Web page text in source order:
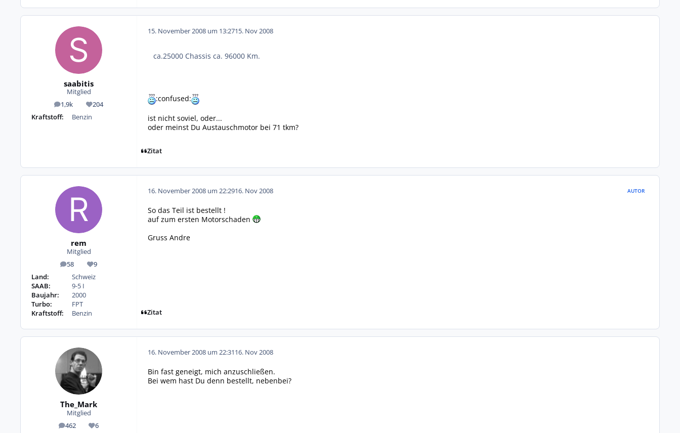
saabitis
Mitglied
1,9k
Beiträge 204
Reputation
Kraftstoff:
Benzin
15. November 2008 um 13:2715. Nov 2008
ca.25000 Chassis ca. 96000 Km.
:confused:
ist nicht soviel, oder...
oder meinst Du Austauschmotor bei 71 tkm?
Zitat
rem
Mitglied
58
Beiträge 9
Reputation
Land:
Schweiz
SAAB:
9-5 I
Baujahr:
2000
Turbo:
FPT
Kraftstoff:
Benzin
16. November 2008 um 22:2916. Nov 2008 AUTOR
So das Teil ist bestellt !
auf zum ersten Motorschaden
Gruss Andre
Zitat
The_Mark
Mitglied
462
Beiträge 6
Reputation
16. November 2008 um 22:3116. Nov 2008
Bin fast geneigt, mich anzuschließen.
Bei wem hast Du denn bestellt, nebenbei?